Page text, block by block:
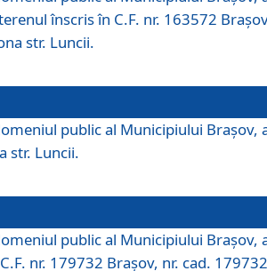
înscris în C.F. nr. 163572
str. Luncii.
public al Municipiului Braşov,
str. Luncii.
public al Municipiului Braşov,
nr. 179732 Brașov, nr. cad.